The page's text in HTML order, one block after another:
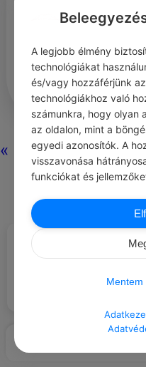
«
0 0
Nincs még
#LÉGY HÁLÁS …
Azért, hogy van, aki hisz bennünk,
magunkban.
A legjobb élmény
technológiákat
és/vagy hozzáférjünk
technológiákhoz való
számunkra, hogy olyan
az oldalon, mint a
egyedi azonosítók. A
visszavonása
funkciókat és